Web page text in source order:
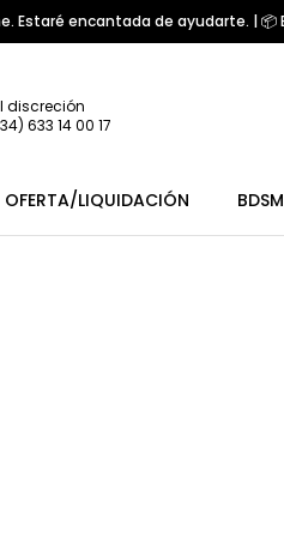
Estaré encantada de ayudarte. |
discreción
633 14 00 17
OFERTA/LIQUIDACIÓN BDSM